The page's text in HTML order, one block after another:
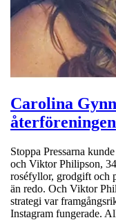
Carolina
återföreningen
Stoppa Pressarna
och Viktor Philipson,
roséfyllor, grodgift och
än redo. Och Viktor
strategi var
Instagram fungerade.